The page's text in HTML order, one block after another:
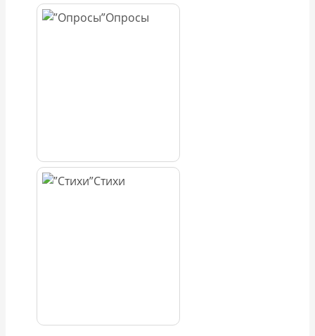
Опросы
Стихи